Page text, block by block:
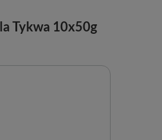
Tykwa 10x50g